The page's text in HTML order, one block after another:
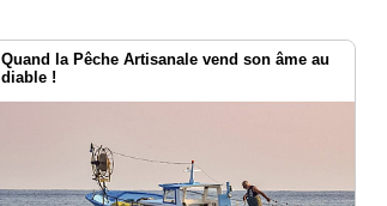
Quand la Pêche Artisanale vend son âme au
diable !